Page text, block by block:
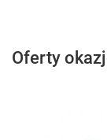
Oferty